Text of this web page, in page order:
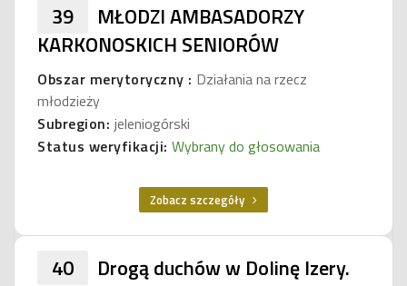
39
MŁODZI AMBASADORZY
KARKONOSKICH SENIORÓW
Obszar merytoryczny : Działania na rzecz
młodzieży
Subregion: jeleniogórski
Status weryfikacji: Wybrany do głosowania
Zobacz szczegóły
40 Drogą duchów w Dolinę Izery.